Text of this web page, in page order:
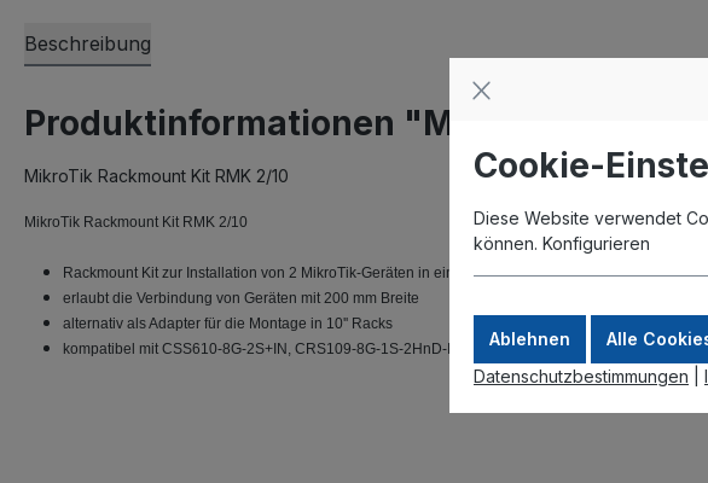
Beschreibung
Produktinformationen "MikroTik
MikroTik Rackmount Kit RMK 2/10
MikroTik Rackmount Kit RMK 2/10
Rackmount Kit zur Installation von 2 MikroTik-Geräten in einer Höheneinheit
erlaubt die Verbindung von Geräten mit 200 mm Breite
alternativ als Adapter für die Montage in 10'' Racks
kompatibel mit CSS610-8G-2S+IN, CRS109-8G-1S-2HnD-IN, CRS112-8G-4S-IN, CRS112-8P-4S-
Cookie-
Diese Website verwendet
können. Konfigurieren
Ablehnen
Alle
Datenschutzbestimmungen